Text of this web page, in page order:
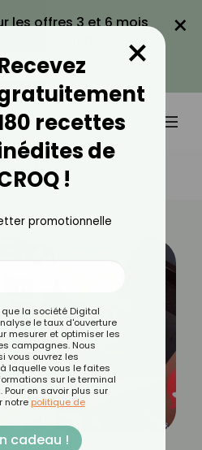
les offres 3 et 6 mois
LA PROMO
×
?
recettes
de
!
×
promotionnelle
la société Digital
le taux d'ouverture
mesurer et optimiser les
campagnes. Nous
vous ouvrez les
laquelle vous le faites
sur le terminal
Pour en savoir plus sur
notre politique de
cadeau !